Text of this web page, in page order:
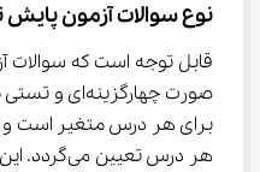
نوع سوالات آزمون
قابل توجه است که
برای هر درس متغیر است
هر درس